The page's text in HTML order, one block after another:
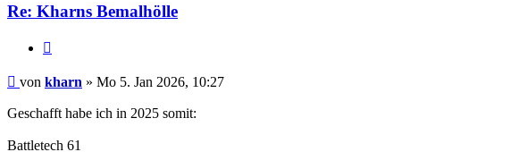
Re: Kharns Bemalhölle
Beitrag
von kharn » Mo 5. Jan 2026, 10:27
Geschafft habe ich in 2025 somit:
Battletech 61